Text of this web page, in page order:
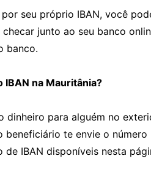
seu próprio IBAN, você
junto ao seu banco
banco.
na Mauritânia?
dinheiro para alguém no
beneficiário te envie o
IBAN disponíveis nesta